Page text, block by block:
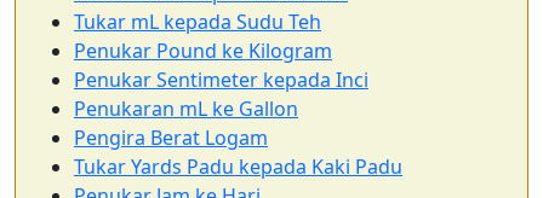
Tukar mL kepada Sudu Teh
Penukar Pound ke Kilogram
Penukar Sentimeter kepada Inci
Penukaran mL ke Gallon
Pengira Berat Logam
Tukar Yards Padu kepada Kaki Padu